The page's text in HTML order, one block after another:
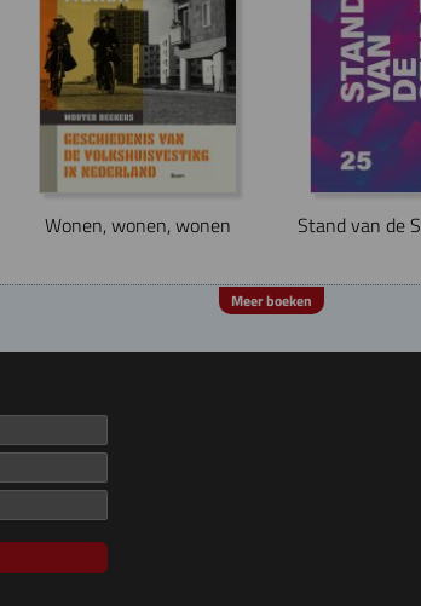
Wonen, wonen, wonen Stand van de
Meer boeken